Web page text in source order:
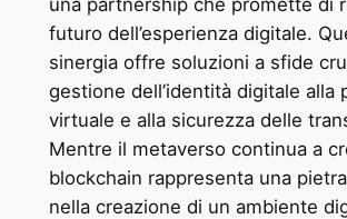
futuro dell’esperienza digitale.
sinergia offre soluzioni a sfide
gestione dell’identità digitale alla
virtuale e alla sicurezza delle
Mentre il metaverso continua a
blockchain rappresenta una
nella creazione di un ambiente